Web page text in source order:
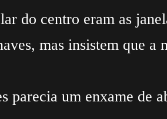
do centro eram as
mas insistem que
parecia um enxame de